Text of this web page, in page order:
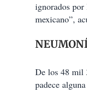
ignorados por
mexicano”,
De los 48 mil
padece